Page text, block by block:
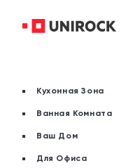
Кухонная Зона
Ванная Комната
Ваш Дом
Для Офиса